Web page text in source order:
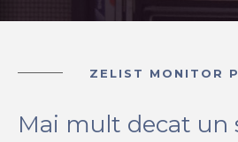
ZELIST MONITOR
Mai mult decat un